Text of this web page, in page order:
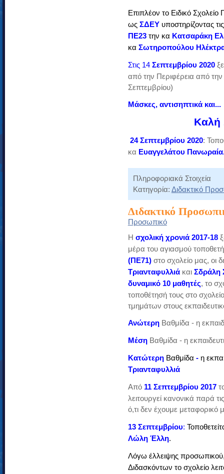
Επιπλέον το Ειδικό Σχολείο
ως ΣΔΕΥυποστηρίζοντας
ΠΕ23την κα Κατσαράκη
κα Σωτηροπούλου
Στις 14Σεπτεμβρίου 2020
από την Περιφέρεια από
Σεπτεμβρίου)
Μάσκες, αντισηπτικά και...
Καλή
24 Σεπτεμβρίου 2020:
κα Ευαγγελάτου
Πληροφοριακά Στοιχεία
Κατηγορία: Διδακτικό
Διδακτικό
Προσωπικό
Η σχολική χρονιά 2017-18
μέρα του αγιασμού
(ΠΕ71)στο σχολείο μας, οι
Τριανταφυλλιάκαι Σδράλη
δυναμικό 10 μαθητές, το
τοποθέτησή τους στο
τμημάτων στους
ΑνώτερηΒαθμίδα - η
ΜέσηΒαθμίδα - η
ΚατώτερηΒαθμίδα - η
Τριανταφυλλιά
Από 11 Σεπτεμβρίου 2017
λειτουργεί κανονικά παρά
ό,τι δεν έχουμε μεταφορικό
13 Σεπτεμβρίου:
Λώλη Έλλη.
Λόγω έλλειψης
Διδασκόντων το σχολείο